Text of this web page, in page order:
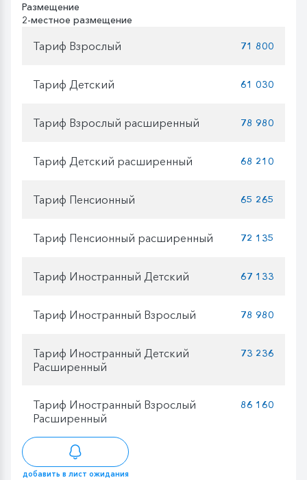
Размещение
2-местное размещение
Тариф Взрослый 71 800
Тариф Детский 61 030
Тариф Взрослый расширенный 78 980
Тариф Детский расширенный 68 210
Тариф Пенсионный 65 265
Тариф Пенсионный расширенный 72 135
Тариф Иностранный Детский 67 133
Тариф Иностранный Взрослый 78 980
Тариф Иностранный Детский
Расширенный
73 236
Тариф Иностранный Взрослый
Расширенный
86 160
добавить в лист ожидания